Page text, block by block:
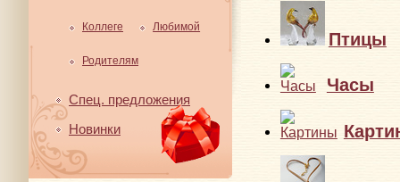
Коллеге Любимой
Родителям
Спец. предложения
Новинки
Птицы
Часы